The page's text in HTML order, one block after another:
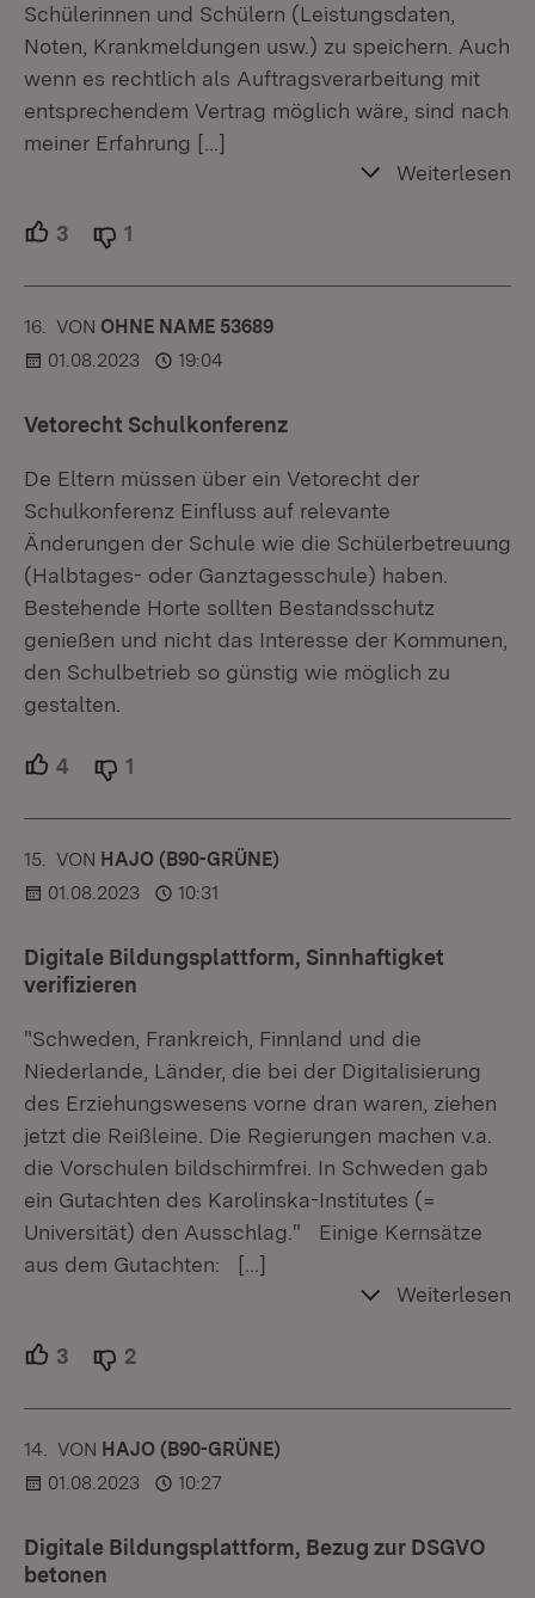
Schülerinnen und Schülern (Leistungsdaten,
Noten, Krankmeldungen usw.) zu speichern. Auch
wenn es rechtlich als Auftragsverarbeitung mit
entsprechendem Vertrag möglich wäre, sind nach
meiner Erfahrung […]
Weiterlesen
3 Unterstützer.
1
16. KOMMENTAR
VON :OHNE NAME 53689
01.08.2023
19:04
Vetorecht Schulkonferenz
De Eltern müssen über ein Vetorecht der
Schulkonferenz Einfluss auf relevante
Änderungen der Schule wie die Schülerbetreuung
(Halbtages- oder Ganztagesschule) haben.
Bestehende Horte sollten Bestandsschutz
genießen und nicht das Interesse der Kommunen,
den Schulbetrieb so günstig wie möglich zu
gestalten.
4 Unterstützer.
1
15. KOMMENTAR
VON :HAJO (B90-GRÜNE)
01.08.2023
10:31
Digitale Bildungsplattform, Sinnhaftigket
verifizieren
"Schweden, Frankreich, Finnland und die
Niederlande, Länder, die bei der Digitalisierung
des Erziehungswesens vorne dran waren, ziehen
jetzt die Reißleine. Die Regierungen machen v.a.
die Vorschulen bildschirmfrei. In Schweden gab
ein Gutachten des Karolinska-Institutes (=
Universität) den Ausschlag." Einige Kernsätze
aus dem Gutachten:
[…]
Weiterlesen
3 Unterstützer.
2
14. KOMMENTAR
VON :HAJO (B90-GRÜNE)
01.08.2023
10:27
Digitale Bildungsplattform, Bezug zur DSGVO
betonen